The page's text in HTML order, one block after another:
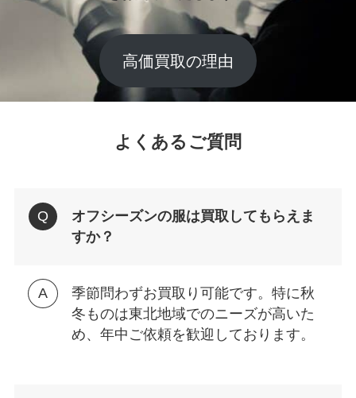
高価買取の理由
よくあるご質問
オフシーズンの服は買取してもらえま
すか？
季節問わずお買取り可能です。特に秋
冬ものは東北地域でのニーズが高いた
め、年中ご依頼を歓迎しております。